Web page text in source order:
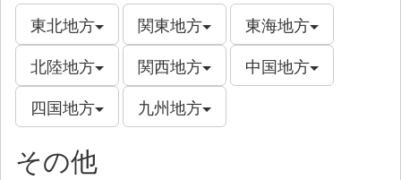
東北地方 関東地方
東海地方
北陸地方
関西地方
中国地方
四国地方
九州地方
その他